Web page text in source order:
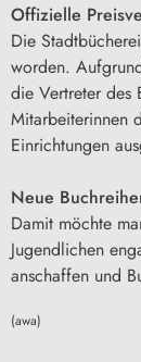
Offizielle
Die
worden.
die Vertreter des
Mitarbeiterinnen
Einrichtungen
Neue
Damit möchte
Jugendlichen
anschaffen und
(awa)